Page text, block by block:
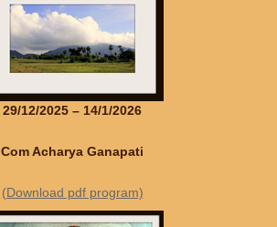
29/12/2025 – 14/1/2026
Com Acharya Ganapati
(Download pdf program)